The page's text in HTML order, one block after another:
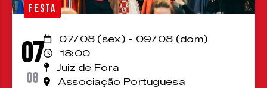
FESTA
07
08
07/08 (sex) - 09/08 (dom)
18:00
Juiz de Fora
Associação Portuguesa